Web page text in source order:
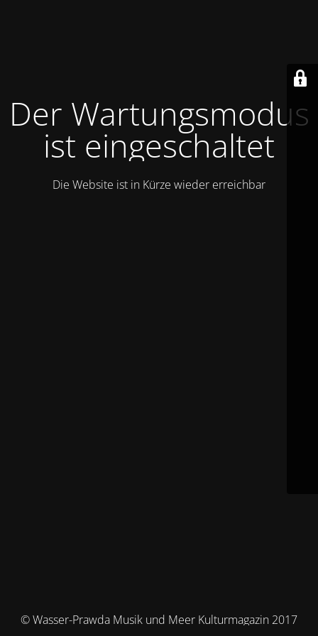
Der Wartungsmodus
ist eingeschaltet
Die Website ist in Kürze wieder erreichbar
© Wasser-Prawda Musik und Meer Kulturmagazin 2017